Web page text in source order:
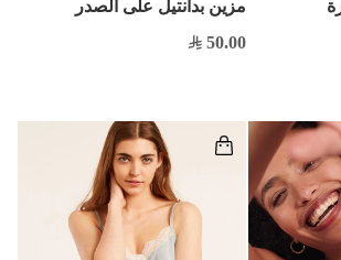
مزين بدانتيل على الصدر
50.00